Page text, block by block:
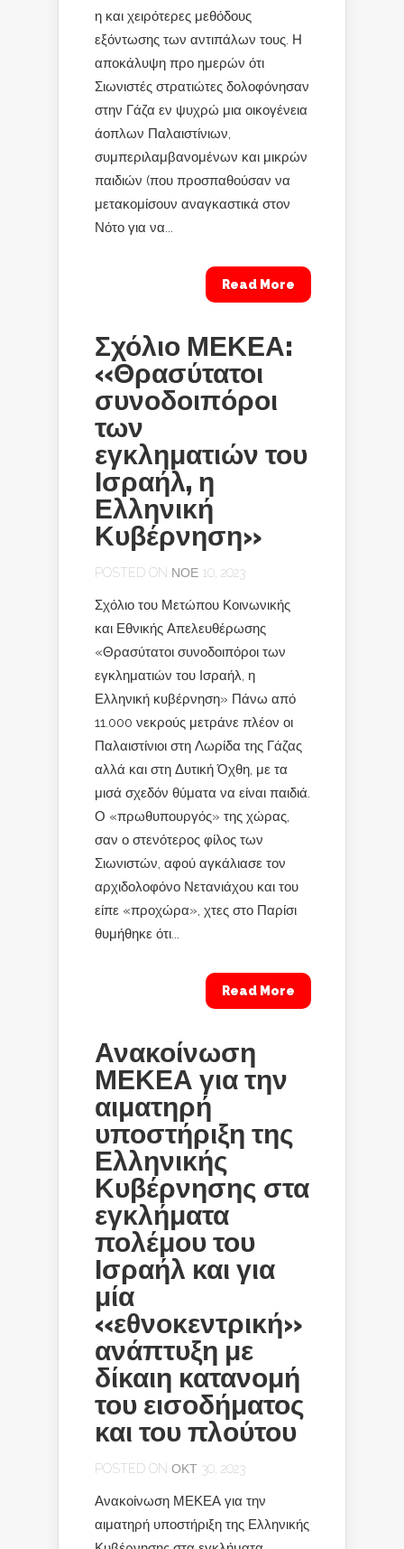
η και χειρότερες μεθόδους
εξόντωσης των αντιπάλων τους. Η
αποκάλυψη προ ημερών ότι
Σιωνιστές στρατιώτες δολοφόνησαν
στην Γάζα εν ψυχρώ μια οικογένεια
άοπλων Παλαιστίνιων,
συμπεριλαμβανομένων και μικρών
παιδιών (που προσπαθούσαν να
μετακομίσουν αναγκαστικά στον
Νότο για να...
Read More
Σχόλιο ΜΕΚΕΑ:
«Θρασύτατοι
συνοδοιπόροι
των
εγκληματιών του
Ισραήλ, η
Ελληνική
Κυβέρνηση»
POSTED ON ΝΟΈ 10, 2023
Σχόλιο του Μετώπου Κοινωνικής
και Εθνικής Απελευθέρωσης
«Θρασύτατοι συνοδοιπόροι των
εγκληματιών του Ισραήλ, η
Ελληνική κυβέρνηση» Πάνω από
11.000 νεκρούς μετράνε πλέον οι
Παλαιστίνιοι στη Λωρίδα της Γάζας
αλλά και στη Δυτική Όχθη, με τα
μισά σχεδόν θύματα να είναι παιδιά.
Ο «πρωθυπουργός» της χώρας,
σαν ο στενότερος φίλος των
Σιωνιστών, αφού αγκάλιασε τον
αρχιδολοφόνο Νετανιάχου και του
είπε «προχώρα», χτες στο Παρίσι
θυμήθηκε ότι...
Read More
Ανακοίνωση
ΜΕΚΕΑ για την
αιματηρή
υποστήριξη της
Ελληνικής
Κυβέρνησης στα
εγκλήματα
πολέμου του
Ισραήλ και για
μία
«εθνοκεντρική»
ανάπτυξη με
δίκαιη κατανομή
του εισοδήματος
και του πλούτου
POSTED ON ΟΚΤ 30, 2023
Ανακοίνωση ΜΕΚΕΑ για την
αιματηρή υποστήριξη της Ελληνικής